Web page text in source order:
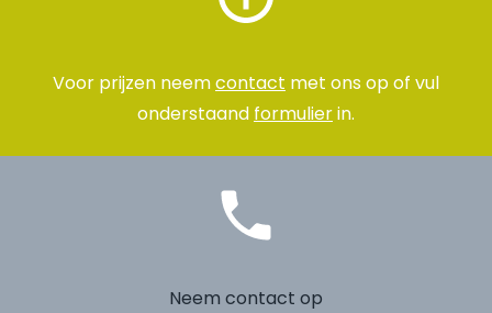
Voor prijzen neemcontact met ons op of vul
onderstaand formulierin.
Neem contact op